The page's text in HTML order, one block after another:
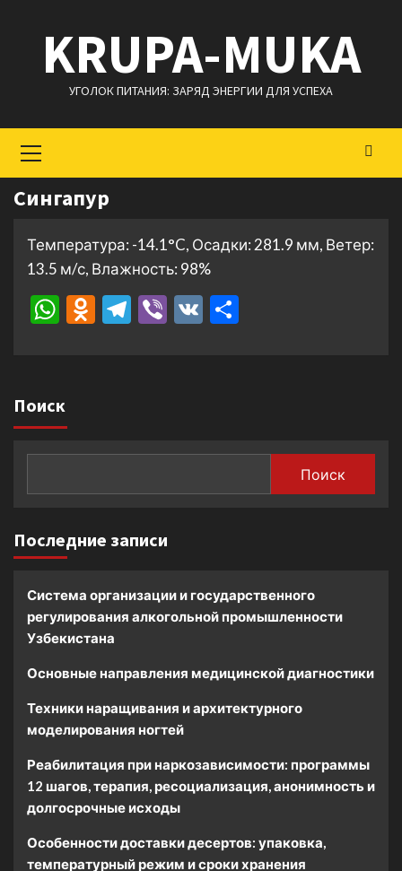
содержимому
KRUPA-MUKA
УГОЛОК ПИТАНИЯ: ЗАРЯД ЭНЕРГИИ ДЛЯ УСПЕХА
меню
Сингапур
Температура: -14.1°C, Осадки: 281.9 мм, Ветер:
13.5 м/с, Влажность: 98%
WhatsApp
Odnoklassniki
Telegram
Viber
VK
Поиск
Поиск
Последние записи
Система организации и государственного
регулирования алкогольной промышленности
Узбекистана
Основные направления медицинской диагностики
Техники наращивания и архитектурного
моделирования ногтей
Реабилитация при наркозависимости: программы
12 шагов, терапия, ресоциализация, анонимность и
долгосрочные исходы
Особенности доставки десертов: упаковка,
температурный режим и сроки хранения